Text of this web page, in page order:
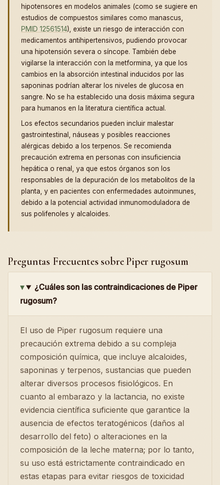
hipotensores en modelos animales (como se sugiere en
estudios de compuestos similares como manascus,
PMID 12561514), existe un riesgo de interacción con
medicamentos antihipertensivos, pudiendo provocar
una hipotensión severa o síncope. También debe
vigilarse la interacción con la metformina, ya que los
cambios en la absorción intestinal inducidos por las
saponinas podrían alterar los niveles de glucosa en
sangre. No se ha establecido una dosis máxima segura
para humanos en la literatura científica actual.
Los efectos secundarios pueden incluir malestar
gastrointestinal, náuseas y posibles reacciones
alérgicas debido a los terpenos. Se recomienda
precaución extrema en personas con insuficiencia
hepática o renal, ya que estos órganos son los
responsables de la depuración de los metabolitos de la
planta, y en pacientes con enfermedades autoinmunes,
debido a la potencial actividad inmunomoduladora de
sus polifenoles y alcaloides.
Preguntas Frecuentes sobre Piper rugosum
¿Cuáles son las contraindicaciones de Piper
rugosum?
El uso de Piper rugosum requiere una
precaución extrema debido a su compleja
composición química, que incluye alcaloides,
saponinas y terpenos, sustancias que pueden
alterar diversos procesos fisiológicos. En
cuanto al embarazo y la lactancia, no existe
evidencia científica suficiente que garantice la
ausencia de efectos teratogénicos (daños al
desarrollo del feto) o alteraciones en la
composición de la leche materna; por lo tanto,
su uso está estrictamente contraindicado en
estas etapas para evitar riesgos de toxicidad